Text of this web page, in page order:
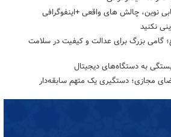
نوین، چالش های واقعی +اینفوگرافی
نکنید
گامی بزرگ برای عدالت و کیفیت در سلامت
به دستگاه‌های دیجیتال
مجازی؛ دستگیری یک متهم سابقه‌دار